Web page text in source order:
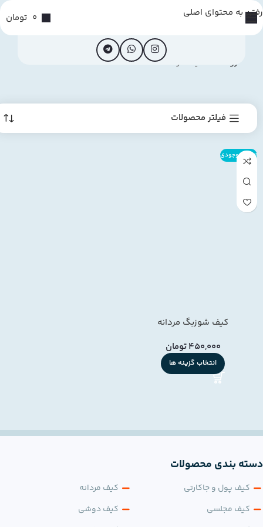
رفتن به محتوای اصلی 0 تومان
فروشگاه کیف مردانه
فیلتر محصولات
اتمام موجودی
کیف شوزبگ مردانه
450,000تومان
انتخاب گزینه ها
دسته بندی محصولات
کیف پول و جاکارتی
کیف مجلسی
کیف مردانه
کیف دوشی